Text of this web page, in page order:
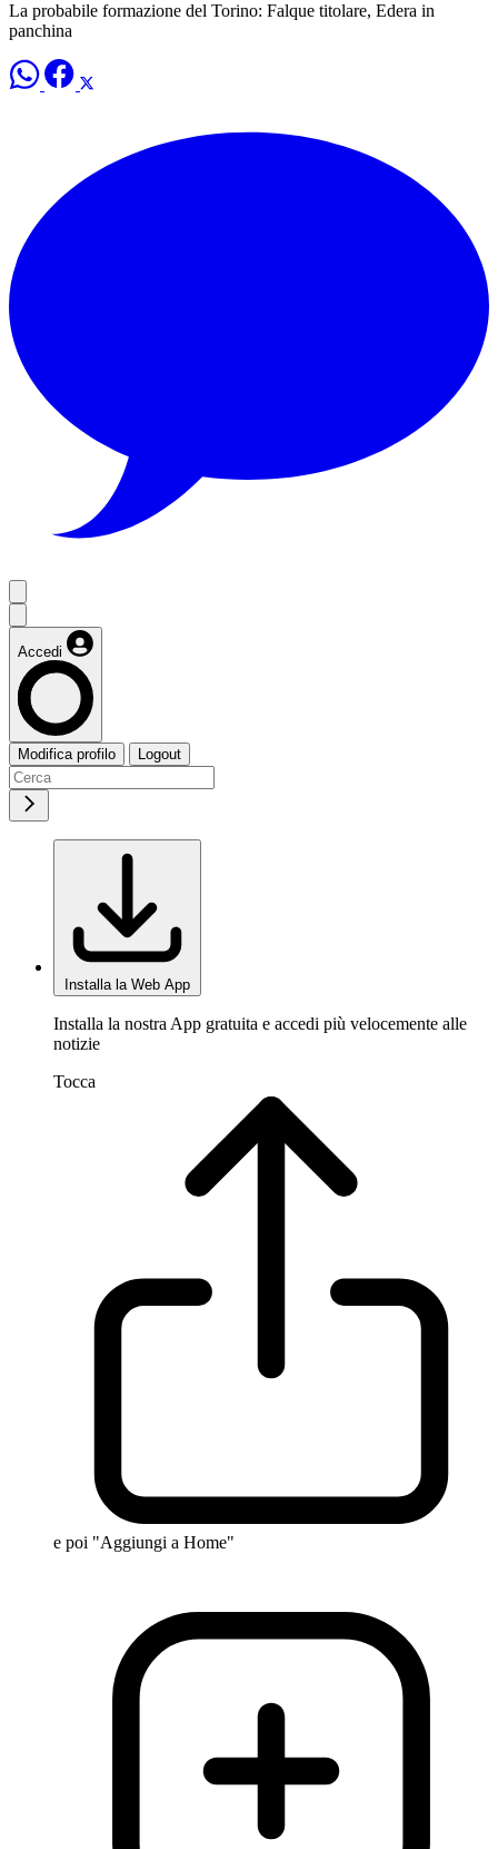
La probabile formazione del Torino: Falque titolare, Edera in
panchina
Accedi
Modifica profilo Logout
Installa la Web App
Installa la nostra App gratuita e accedi più velocemente alle
notizie
Tocca
e poi "Aggiungi a Home"